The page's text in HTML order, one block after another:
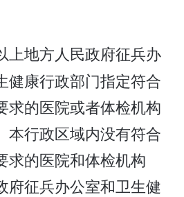
上地方人民政府征兵办
健康行政部门指定符合
求的医院或者体检机构
本行政区域内没有符合
求的医院和体检机构
府征兵办公室和卫生健